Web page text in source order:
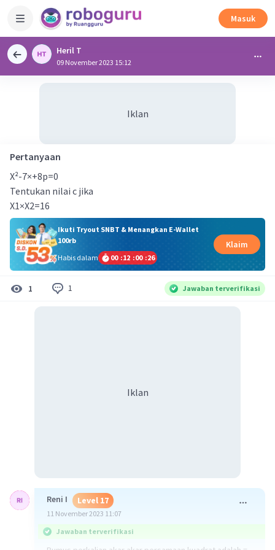
Masuk
Heril T
09 November 2023 15:12
Iklan
Pertanyaan
X²-7×+8p=0
Tentukan nilai c jika
X1×X2=16
Ikuti Tryout SNBT & Menangkan E-Wallet
100rb
Habis dalam
00 :12 :00 :26
Klaim
1 1 Jawaban terverifikasi
Iklan
Reni I Level 17
11 November 2023 11:07
Jawaban terverifikasi